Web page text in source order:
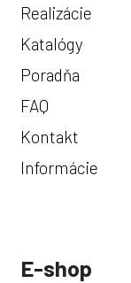
Realizácie
Katalógy
Poradňa
FAQ
Kontakt
Informácie
E-shop